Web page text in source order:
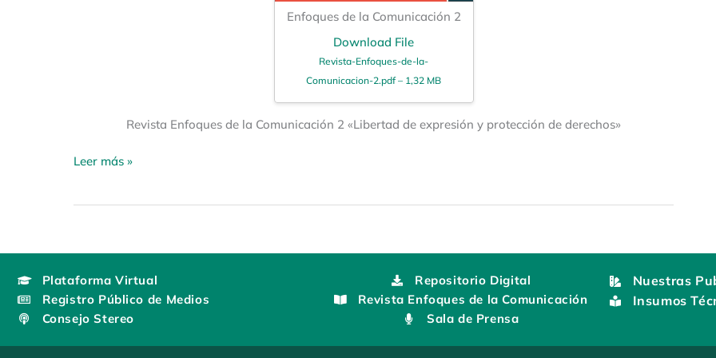
Enfoques de la Comunicación 2
Download File
Revista-Enfoques-de-la-
Comunicacion-2.pdf – 1,32 MB
Revista Enfoques de la Comunicación 2 «Libertad de expresión y protección de derechos»
Leer más »
Plataforma Virtual
Registro Público de Medios
Consejo Stereo
Repositorio Digital
Revista Enfoques de la Comunicación
Sala de Prensa
Nuestras
Insumos